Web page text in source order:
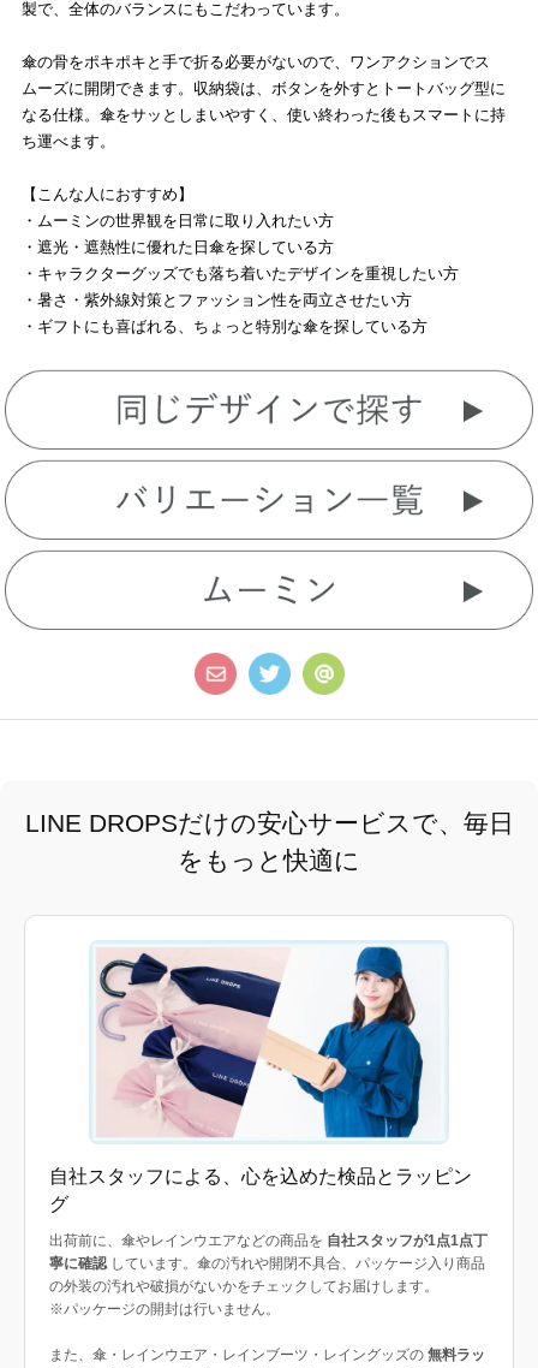
製で、全体のバランスにもこだわっています。
傘の骨をポキポキと手で折る必要がないので、ワンアクションでス
ムーズに開閉できます。収納袋は、ボタンを外すとトートバッグ型に
なる仕様。傘をサッとしまいやすく、使い終わった後もスマートに持
ち運べます。
【こんな人におすすめ】
・ムーミンの世界観を日常に取り入れたい方
・遮光・遮熱性に優れた日傘を探している方
・キャラクターグッズでも落ち着いたデザインを重視したい方
・暑さ・紫外線対策とファッション性を両立させたい方
・ギフトにも喜ばれる、ちょっと特別な傘を探している方
LINE DROPSだけの安心サービスで、毎日
をもっと快適に
自社スタッフによる、心を込めた検品とラッピン
グ
出荷前に、傘やレインウエアなどの商品を 自社スタッフが1点1点丁
寧に確認 しています。傘の汚れや開閉不具合、パッケージ入り商品
の外装の汚れや破損がないかをチェックしてお届けします。
※パッケージの開封は行いません。
また、傘・レインウエア・レインブーツ・レイングッズの 無料ラッ